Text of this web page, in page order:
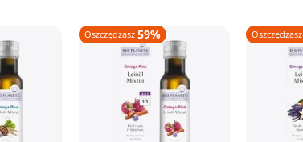
Oszczędzasz 59% Oszczędzasz